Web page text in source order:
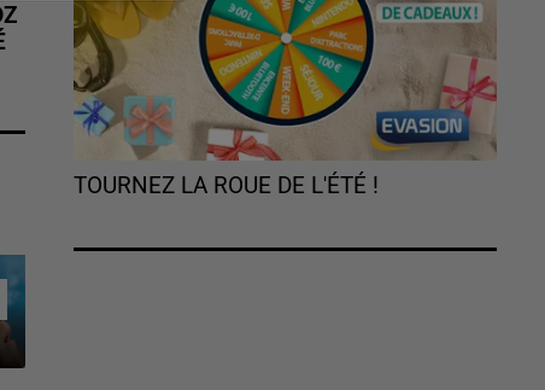
TOURNEZ LA ROUE DE L'ÉTÉ !